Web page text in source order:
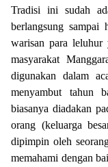
Tradisi ini sudah
berlangsung
warisan para leluhur
masyarakat
digunakan dalam
menyambut tahun
biasanya diadakan
orang (keluarga
dipimpin oleh
memahami dengan